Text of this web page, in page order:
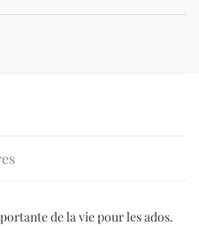
de la vie pour les ados.